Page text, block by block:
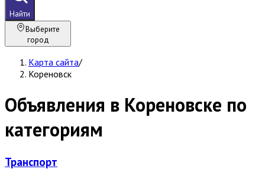
Найти
Выберите
город
Карта сайта/
Кореновск
Объявления в Кореновске по
категориям
Транспорт